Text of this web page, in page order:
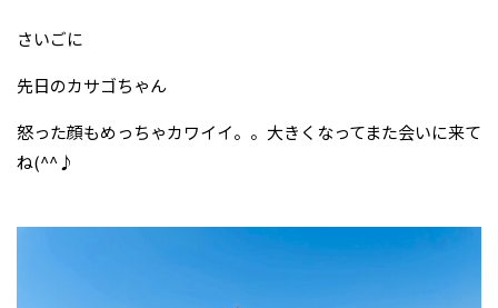
さいごに
先日のカサゴちゃん
怒った顔もめっちゃカワイイ。。大きくなってまた会いに来て
ね(^^♪